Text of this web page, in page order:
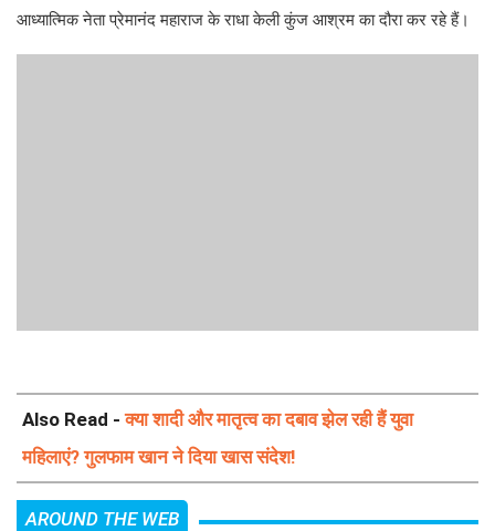
आध्यात्मिक नेता प्रेमानंद महाराज के राधा केली कुंज आश्रम का दौरा कर रहे हैं।
Also Read -क्या शादी और मातृत्व का दबाव झेल रही हैं युवा
महिलाएं? गुलफाम खान ने दिया खास संदेश!
AROUND THE WEB